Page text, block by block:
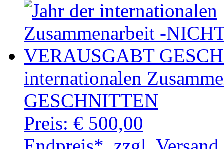
internationalen
GESCHNITTEN
Preis: € 500,00